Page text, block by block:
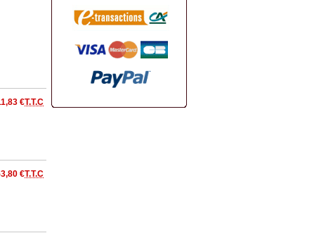
€T.T.C
€T.T.C